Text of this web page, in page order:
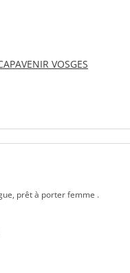
VOSGES
prêt à porter femme .